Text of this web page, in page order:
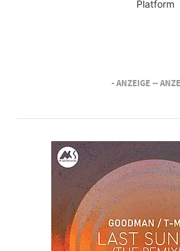
Platform
- ANZEIGE --